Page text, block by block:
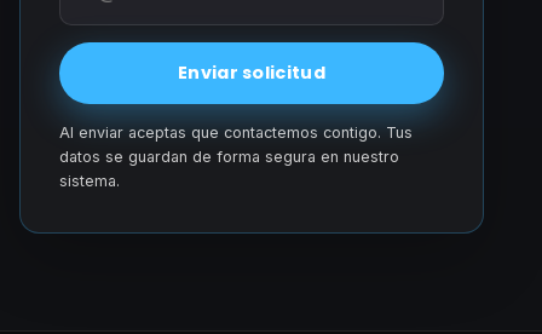
Enviar solicitud
Al enviar aceptas que contactemos contigo. Tus
datos se guardan de forma segura en nuestro
sistema.